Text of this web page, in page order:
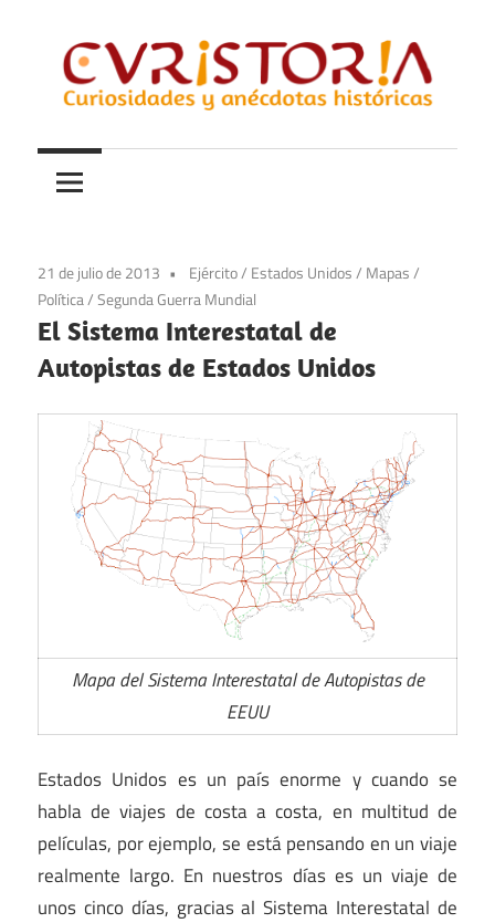
contenido
Curistoria
y
anécdotas
historia
21 de julio de 2013 Ejército/ Estados Unidos/ Mapas/
Política/Segunda Guerra Mundial
El Sistema Interestatal de
Autopistas de Estados Unidos
Mapa del Sistema Interestatal de Autopistas de
EEUU
Estados Unidos es un país enorme y cuando se
habla de viajes de costa a costa, en multitud de
películas, por ejemplo, se está pensando en un viaje
realmente largo. En nuestros días es un viaje de
unos cinco días, gracias al Sistema Interestatal de